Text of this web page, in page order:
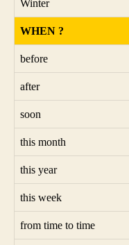
Winter
WHEN ?
before
after
soon
this month
this year
this week
from time to time